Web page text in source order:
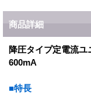
商品詳細
降圧タイプ定電流ユ
600mA
■特長